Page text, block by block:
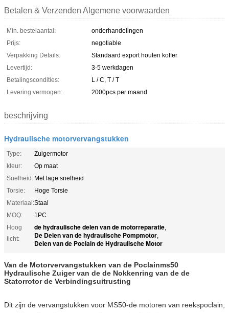
Betalen & Verzenden Algemene voorwaarden
Min. bestelaantal:
onderhandelingen
Prijs:
negotiable
Verpakking Details:
Standaard export houten koffer
Levertijd:
3-5 werkdagen
Betalingscondities:
L / C, T / T
Levering vermogen:
2000pcs per maand
beschrijving
Hydraulische motorvervangstukken
Type:
Zuigermotor
kleur:
Op maat
Snelheid: Met lage snelheid
Torsie:
Hoge Torsie
Materiaal:Staal
MOQ:
1PC
Hoog
licht:
de hydraulische delen van de motorreparatie,
De Delen van de hydraulische Pompmotor,
Delen van de Poclain de Hydraulische Motor
Van de Motorvervangstukken van de Poclainms50
Hydraulische Zuiger van de de Nokkenring van de de
Statorrotor de Verbindingsuitrusting
Dit zijn de vervangstukken voor MS50-de motoren van reekspoclain,